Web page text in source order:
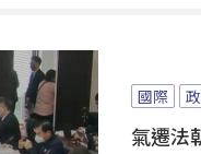
國際
氣遷法